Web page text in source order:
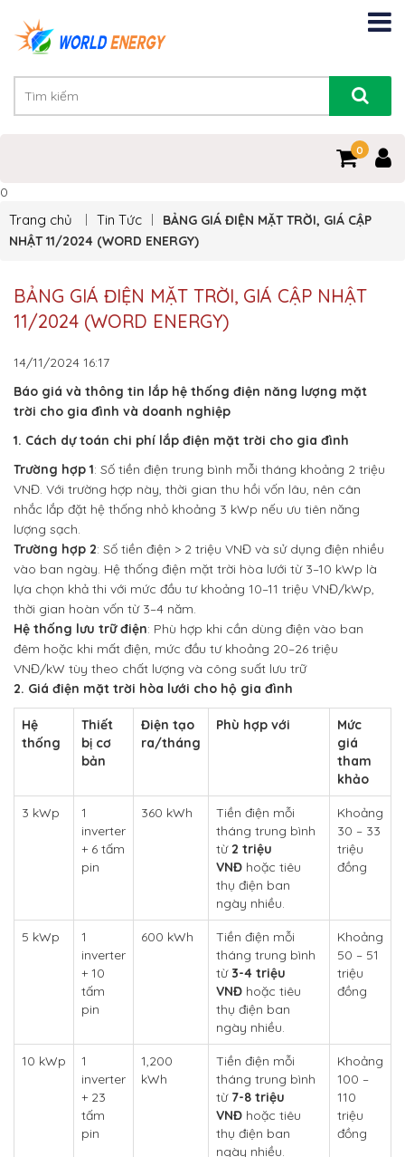
0
0
Trang chủ Tin Tức
BẢNG GIÁ ĐIỆN MẶT TRỜI, GIÁ CẬP
NHẬT 11/2024 (WORD ENERGY)
BẢNG GIÁ ĐIỆN MẶT TRỜI, GIÁ CẬP NHẬT
11/2024 (WORD ENERGY)
14/11/2024 16:17
Báo giá và thông tin lắp hệ thống điện năng lượng mặt
trời cho gia đình và doanh nghiệp
1. Cách dự toán chi phí lắp điện mặt trời cho gia đình
Trường hợp 1: Số tiền điện trung bình mỗi tháng khoảng 2 triệu
VNĐ. Với trường hợp này, thời gian thu hồi vốn lâu, nên cân
nhắc lắp đặt hệ thống nhỏ khoảng 3 kWp nếu ưu tiên năng
lượng sạch.
Trường hợp 2: Số tiền điện > 2 triệu VNĐ và sử dụng điện nhiều
vào ban ngày. Hệ thống điện mặt trời hòa lưới từ 3–10 kWp là
lựa chọn khả thi với mức đầu tư khoảng 10–11 triệu VNĐ/kWp,
thời gian hoàn vốn từ 3–4 năm.
Hệ thống lưu trữ điện: Phù hợp khi cần dùng điện vào ban
đêm hoặc khi mất điện, mức đầu tư khoảng 20–26 triệu
VNĐ/kW tùy theo chất lượng và công suất lưu trữ
2. Giá điện mặt trời hòa lưới cho hộ gia đình
Hệ
thống
Thiết
bị cơ
bản
Điện tạo
ra/tháng
Phù hợp với
Mức
giá
tham
khảo
3 kWp
1
inverter
+ 6 tấm
pin
360 kWh
Tiền điện mỗi
tháng trung bình
từ 2 triệu
VNĐ hoặc tiêu
thụ điện ban
ngày nhiều.
Khoảng
30 – 33
triệu
đồng
5 kWp
1
inverter
+ 10
tấm
pin
600 kWh
Tiền điện mỗi
tháng trung bình
từ 3-4 triệu
VNĐ hoặc tiêu
thụ điện ban
ngày nhiều.
Khoảng
50 – 51
triệu
đồng
10 kWp
1
inverter
+ 23
tấm
pin
1,200
kWh
Tiền điện mỗi
tháng trung bình
từ 7-8 triệu
VNĐ hoặc tiêu
thụ điện ban
ngày nhiều.
Khoảng
100 –
110
triệu
đồng